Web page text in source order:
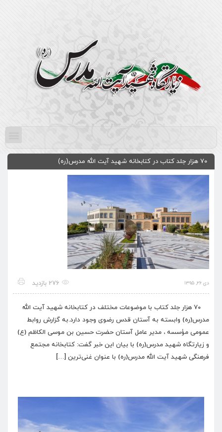
۷۰ هزار جلد کتاب در کتابخانه شهید آیت الله مدرس(ره)
دی ۲۶, ۱۳۹۵ 276 بازدید
۷۰ هزار جلد کتاب با موضوعات مختلف در کتابخانه شهید آیت الله
مدرس(ره) وابسته به آستان قدس رضوی وجود دارد.به گزارش روابط
عمومی مؤسسه ، مدیر عامل آستان حضرت حسین بن موسی الکاظم (ع)
و زیارتگاه شهید مدرس(ره) با بیان این خبر گفت: کتابخانه مجتمع
فرهنگی شهید آیت الله مدرس(ره) با عنوان غنی‌ترین […]